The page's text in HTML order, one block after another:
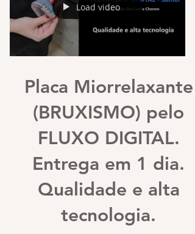
Load video
Placa Miorrelaxante
(BRUXISMO) pelo
FLUXO DIGITAL.
Entrega em 1 dia.
Qualidade e alta
tecnologia.